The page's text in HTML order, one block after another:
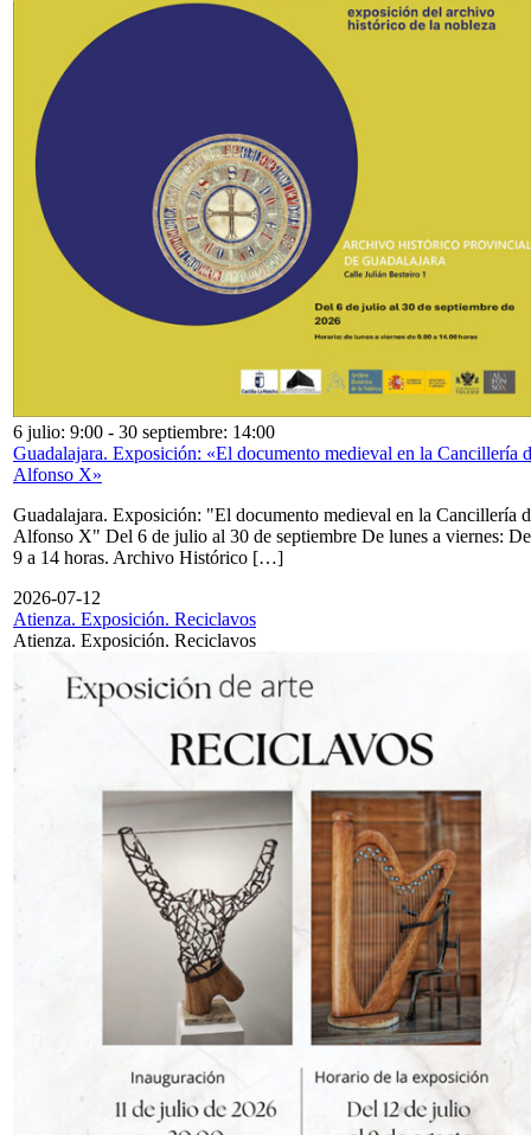
6 julio: 9:00 - 30 septiembre: 14:00
Guadalajara. Exposición: «El documento medieval en la Cancillería
Alfonso X»
Guadalajara. Exposición: "El documento medieval en la Cancillería
Alfonso X" Del 6 de julio al 30 de septiembre De lunes a viernes: De
9 a 14 horas. Archivo Histórico […]
2026-07-12
Atienza. Exposición. Reciclavos
Atienza. Exposición. Reciclavos